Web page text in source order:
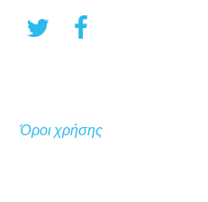
Όροι χρήσης